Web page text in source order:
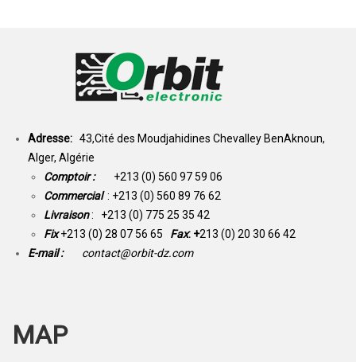
Adresse: 43,Cité des Moudjahidines Chevalley BenAknoun,
Alger, Algérie
Comptoir : +213 (0) 560 97 59 06
Commercial : +213 (0) 560 89 76 62
Livraison: +213 (0) 775 25 35 42
Fix +213 (0) 28 07 56 65 Fax: +213 (0) 20 30 66 42
E-mail :
contact@orbit-dz.com
MAP